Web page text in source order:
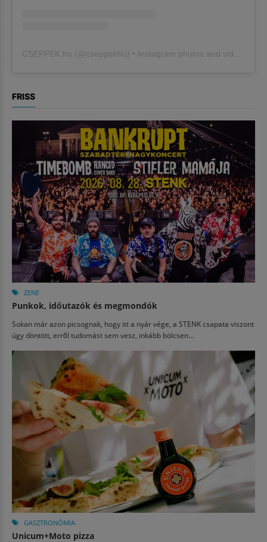
CSEPPEK.hu (@cseppekhu ) • Instagram photos and videos
FRISS
ZENE
Punkok, időutazók és megmondók
Sokan már azon picsognak, hogy itt a nyár vége, a STENK csapata viszont
úgy döntött, erről tudomást sem vesz, inkább bölcsen...
GASZTRONÓMIA
Unicum+Moto pizza